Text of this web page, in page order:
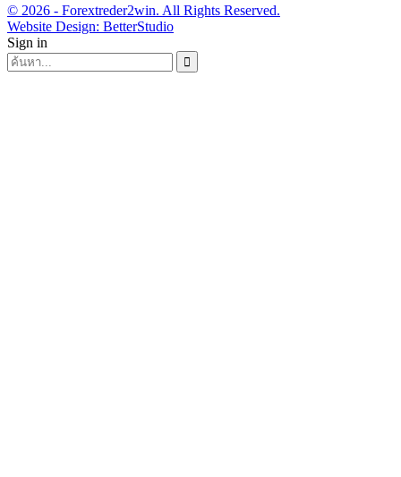
© 2026 - Forextreder2win. All Rights Reserved.
Website Design: BetterStudio
Sign in